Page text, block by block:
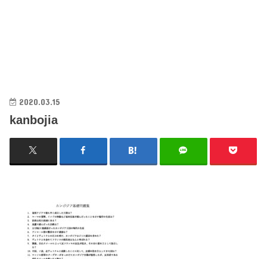
2020.03.15
kanbojia